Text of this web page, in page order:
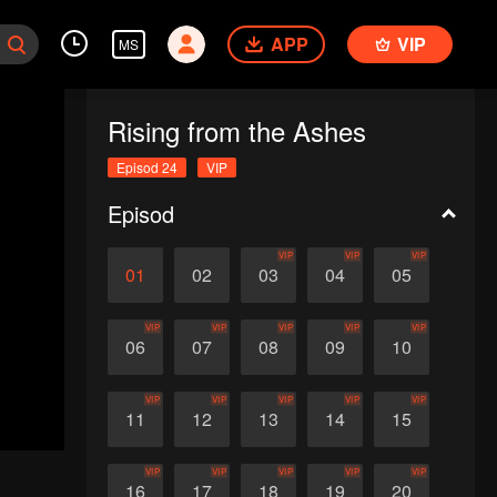
MS APP VIP
Rising from the Ashes
Episod 24 VIP
Episod
01 02 03
VIP
04
VIP
05
VIP
06
VIP
07
VIP
08
VIP
09
VIP
10
VIP
11
VIP
12
VIP
13
VIP
14
VIP
15
VIP
16
VIP
17
VIP
18
VIP
19
VIP
20
VIP